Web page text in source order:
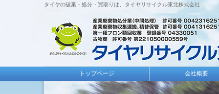
タイヤの破棄・処分・買取りは、タイヤリサイクル東北株式会社
トップページ 会社概要